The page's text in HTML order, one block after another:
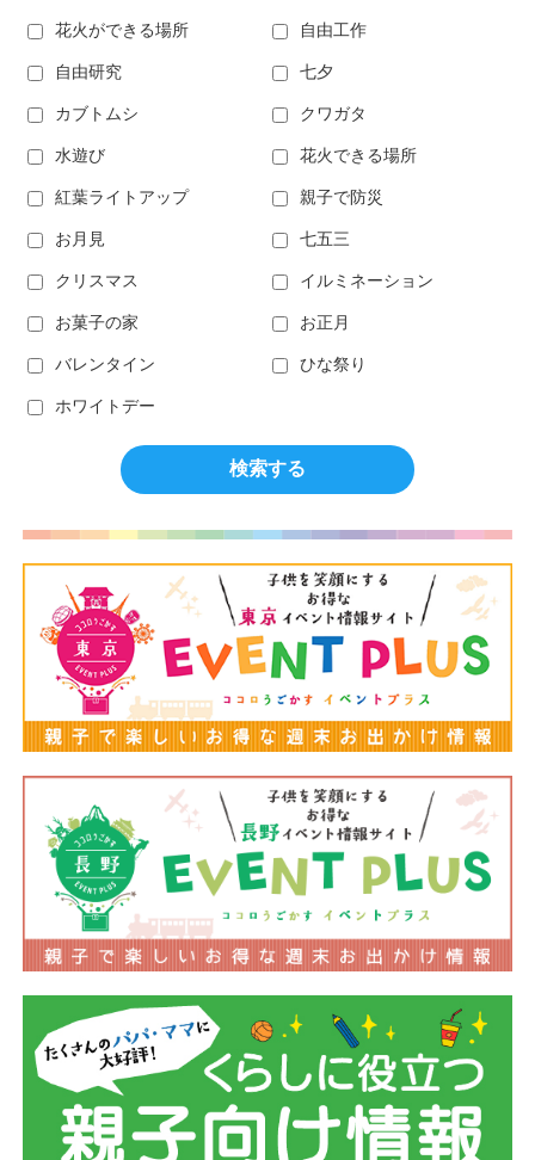
花火ができる場所 自由工作
自由研究 七夕
カブトムシ クワガタ
水遊び 花火できる場所
紅葉ライトアップ 親子で防災
お月見 七五三
クリスマス イルミネーション
お菓子の家 お正月
バレンタイン ひな祭り
ホワイトデー